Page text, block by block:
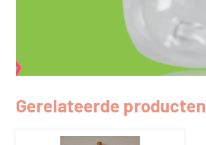
Gerelateerde producten